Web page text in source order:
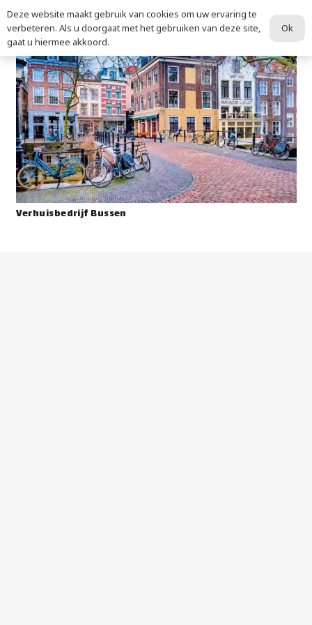
Verhuisbedrijf Bussen
Deze website maakt gebruik van cookies om uw ervaring te
verbeteren. Als u doorgaat met het gebruiken van deze site,
gaat u hiermee akkoord.
Ok